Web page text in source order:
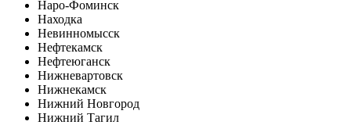
Наро-Фоминск
Находка
Невинномысск
Нефтекамск
Нефтеюганск
Нижневартовск
Нижнекамск
Нижний Новгород
Нижний Тагил